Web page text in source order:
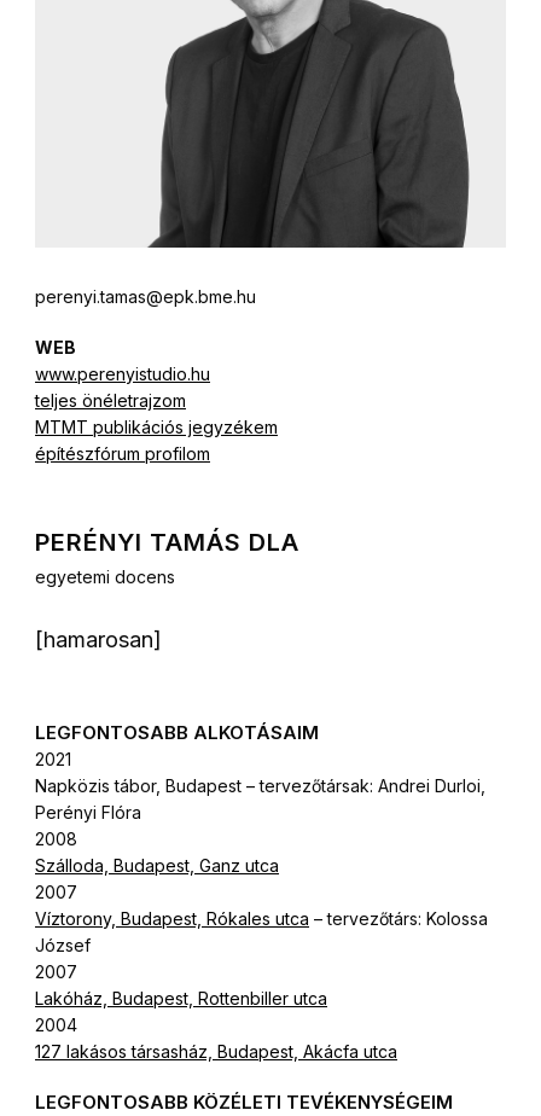
perenyi.tamas@epk.bme.hu
WEB
www.perenyistudio.hu
teljes önéletrajzom
MTMT publikációs jegyzékem
építészfórum profilom
PERÉNYI TAMÁS DLA
egyetemi docens
[hamarosan]
LEGFONTOSABB ALKOTÁSAIM
2021
Napközis tábor, Budapest – tervezőtársak: Andrei Durloi,
Perényi Flóra
2008
Szálloda, Budapest, Ganz utca
2007
Víztorony, Budapest, Rókales utca – tervezőtárs: Kolossa
József
2007
Lakóház, Budapest, Rottenbiller utca
2004
127 lakásos társasház, Budapest, Akácfa utca
LEGFONTOSABB KÖZÉLETI TEVÉKENYSÉGEIM